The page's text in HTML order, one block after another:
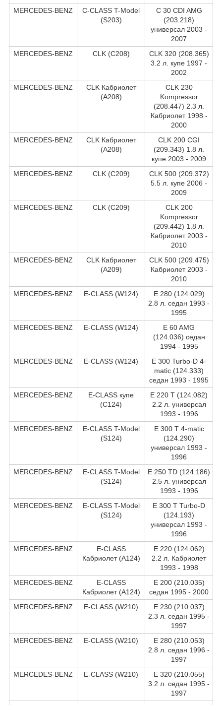
MERCEDES-BENZ
C-CLASS T-Model
(S203)
C 30 CDI AMG
(203.218)
универсал 2003 -
2007
MERCEDES-BENZ
CLK (C208)
CLK 320 (208.365)
3.2 л. купе 1997 -
2002
MERCEDES-BENZ
CLK Кабриолет
(A208)
CLK 230
Kompressor
(208.447) 2.3 л.
Кабриолет 1998 -
2000
MERCEDES-BENZ
CLK Кабриолет
(A208)
CLK 200 CGI
(209.343) 1.8 л.
купе 2003 - 2009
MERCEDES-BENZ
CLK (C209)
CLK 500 (209.372)
5.5 л. купе 2006 -
2009
MERCEDES-BENZ
CLK (C209)
CLK 200
Kompressor
(209.442) 1.8 л.
Кабриолет 2003 -
2010
MERCEDES-BENZ
CLK Кабриолет
(A209)
CLK 500 (209.475)
Кабриолет 2003 -
2010
MERCEDES-BENZ
E-CLASS (W124)
E 280 (124.029)
2.8 л. седан 1993 -
1995
MERCEDES-BENZ
E-CLASS (W124)
E 60 AMG
(124.036) седан
1994 - 1995
MERCEDES-BENZ
E-CLASS (W124)
E 300 Turbo-D 4-
matic (124.333)
седан 1993 - 1995
MERCEDES-BENZ
E-CLASS купе
(C124)
E 220 T (124.082)
2.2 л. универсал
1993 - 1996
MERCEDES-BENZ
E-CLASS T-Model
(S124)
E 300 T 4-matic
(124.290)
универсал 1993 -
1996
MERCEDES-BENZ
E-CLASS T-Model
(S124)
E 250 TD (124.186)
2.5 л. универсал
1993 - 1996
MERCEDES-BENZ
E-CLASS T-Model
(S124)
E 300 T Turbo-D
(124.193)
универсал 1993 -
1996
MERCEDES-BENZ
E-CLASS
Кабриолет (A124)
E 220 (124.062)
2.2 л. Кабриолет
1993 - 1998
MERCEDES-BENZ
E-CLASS
Кабриолет (A124)
E 200 (210.035)
седан 1995 - 2000
MERCEDES-BENZ
E-CLASS (W210)
E 230 (210.037)
2.3 л. седан 1995 -
1997
MERCEDES-BENZ
E-CLASS (W210)
E 280 (210.053)
2.8 л. седан 1996 -
1997
MERCEDES-BENZ
E-CLASS (W210)
E 320 (210.055)
3.2 л. седан 1995 -
1997